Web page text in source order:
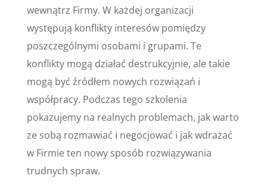
wewnątrz Firmy. W każdej organizacji
występują konflikty interesów pomiędzy
poszczególnymi osobami i grupami. Te
konflikty mogą działać destrukcyjnie, ale takie
mogą być źródłem nowych rozwiązań i
współpracy. Podczas tego szkolenia
pokazujemy na realnych problemach, jak warto
ze sobą rozmawiać i negocjować i jak wdrażać
w Firmie ten nowy sposób rozwiązywania
trudnych spraw.